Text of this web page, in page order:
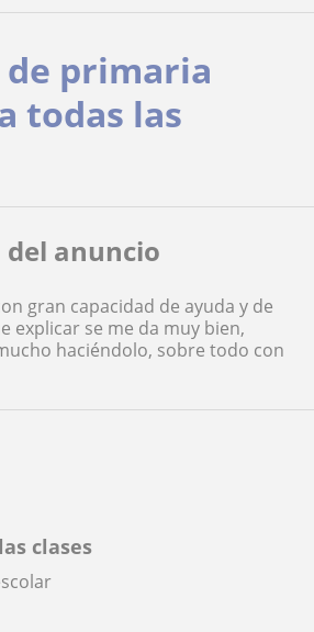
clases
primaria
todas las
del anuncio
gran capacidad de ayuda y de
explicar se me da muy bien,
haciéndolo, sobre todo con